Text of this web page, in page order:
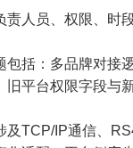
责人员、权限、时
包括：多品牌对接
旧平台权限字段与
及TCP/IP通信、